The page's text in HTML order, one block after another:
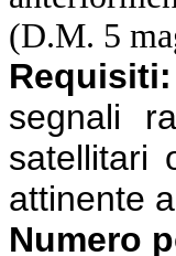
(D.M. 5
segnali
satellitari
attinente
Numero